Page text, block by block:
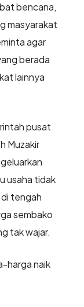
bencana,
masyarakat
agar
berada
lainnya
pusat
Muzakir
usaha tidak
tengah
sembako
tak wajar.
harga naik